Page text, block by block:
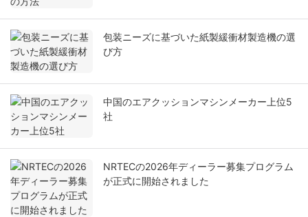
包装ニーズに基づいた紙製緩衝材製造機の選
び方
中国のエアクッションマシンメーカー上位5
社
NRTECの2026年ディーラー募集プログラム
が正式に開始されました